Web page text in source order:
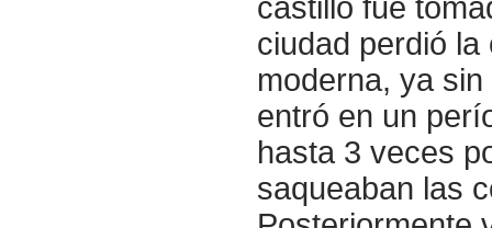
ciudad perdió
moderna, ya
entró en un
hasta 3 veces
saqueaban las